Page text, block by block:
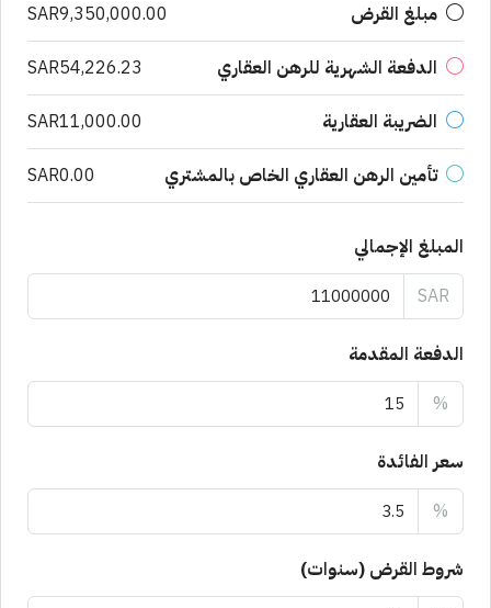
مبلغ القرض SAR9,350,000.00
الدفعة الشهرية للرهن العقاري SAR54,226.23
الضريبة العقارية SAR11,000.00
تأمين الرهن العقاري الخاص بالمشتري SAR0.00
المبلغ الإجمالي
SAR
الدفعة المقدمة
%
سعر الفائدة
%
شروط القرض (سنوات)